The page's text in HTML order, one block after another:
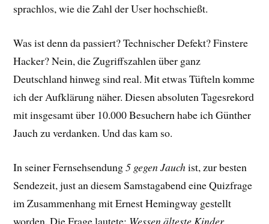
sprachlos, wie die Zahl der User hochschießt.
Was ist denn da passiert? Technischer Defekt? Finstere
Hacker? Nein, die Zugriffszahlen über ganz
Deutschland hinweg sind real. Mit etwas Tüfteln komme
ich der Aufklärung näher. Diesen absoluten Tagesrekord
mit insgesamt über 10.000 Besuchern habe ich Günther
Jauch zu verdanken. Und das kam so.
In seiner Fernsehsendung5 gegen Jauchist, zur besten
Sendezeit, just an diesem Samstagabend eine Quizfrage
im Zusammenhang mit Ernest Hemingway gestellt
worden. Die Frage lautete: Wessen älteste Kinder